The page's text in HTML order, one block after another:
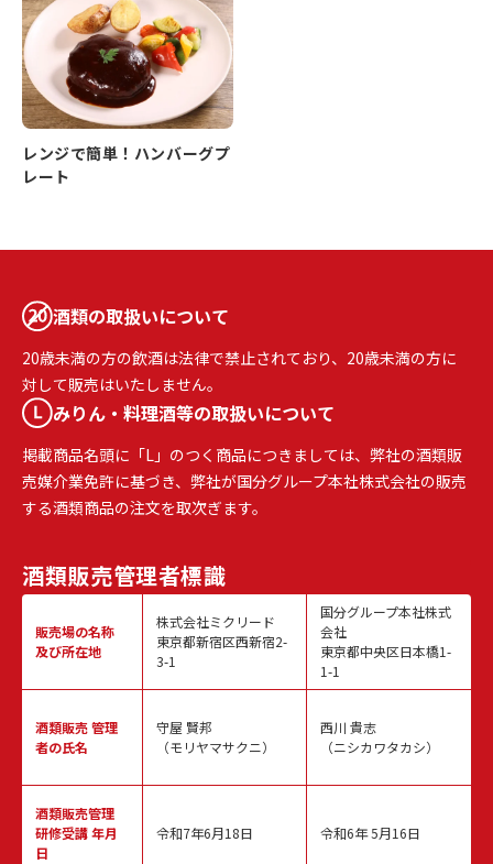
レンジで簡単！ハンバーグプ
レート
酒類の取扱いについて
20歳未満の方の飲酒は法律で禁止されており、20歳未満の方に
対して販売はいたしません。
みりん・料理酒等の取扱いについて
掲載商品名頭に「L」のつく商品につきましては、弊社の酒類販
売媒介業免許に基づき、弊社が国分グループ本社株式会社の販売
する酒類商品の注文を取次ぎます。
酒類販売管理者標識
販売場の名称
及び所在地
酒類販売管理
者の氏名
酒類販売管理
研修受講 年月
日
株式会社ミクリード
東京都新宿区西新宿2-
3-1
守屋 賢邦
（モリヤマサクニ）
令和7年6月18日
国分グループ本社株式
会社
東京都中央区日本橋1-
1-1
西川 貴志
（ニシカワタカシ）
令和6年 5月16日